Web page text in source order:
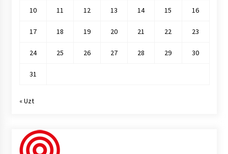
10 11 12 13 14 15 16
17 18 19 20 21 22 23
24 25 26 27 28 29 30
31
« Uzt